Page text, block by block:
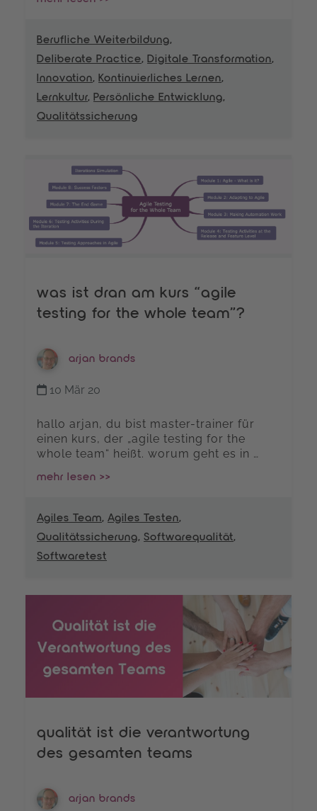
Berufliche Weiterbildung,
Deliberate Practice, Digitale Transformation,
Innovation, Kontinuierliches Lernen,
Lernkultur, Persönliche Entwicklung,
Qualitätssicherung
was ist dran am kurs “agile
testing for the whole team”?
arjan brands
10 Mär 20
hallo arjan, du bist master-trainer für
einen kurs, der „agile testing for the
whole team“ heißt. worum geht es in …
mehr lesen >>
Agiles Team, Agiles Testen,
Qualitätssicherung, Softwarequalität,
Softwaretest
qualität ist die verantwortung
des gesamten teams
arjan brands